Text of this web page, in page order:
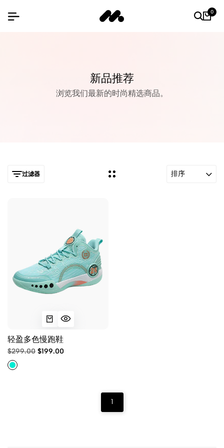
0
新品推荐
浏览我们最新的时尚精选商品。
过滤器 排序
轻盈多色慢跑鞋
$299.00 $199.00
1